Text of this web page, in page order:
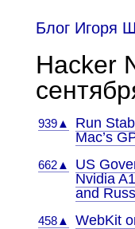
Блог Игоря
Hacker
939▲
Run
Mac’s
662▲
US
Nvidia
and
458▲ WebKit